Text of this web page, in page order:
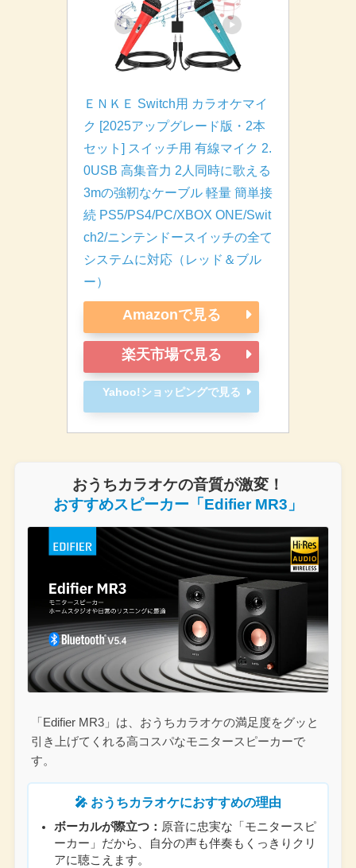
ＥＮＫＥ Switch用 カラオケマイ
ク [2025アップグレード版・2本
セット] スイッチ用 有線マイク 2.
0USB 高集音力 2人同時に歌える
3mの強靭なケーブル 軽量 簡単接
続 PS5/PS4/PC/XBOX ONE/Swit
ch2/ニンテンドースイッチの全て
システムに対応（レッド＆ブル
ー）
Amazonで見る
楽天市場で見る
Yahoo!ショッピングで見る
おうちカラオケの音質が激変！
おすすめスピーカー「Edifier MR3」
「Edifier MR3」は、おうちカラオケの満足度をグッと
引き上げてくれる高コスパなモニタースピーカーで
す。
🎤 おうちカラオケにおすすめの理由
ボーカルが際立つ： 原音に忠実な「モニタースピ
ーカー」だから、自分の声も伴奏もくっきりクリ
アに聴こえます。